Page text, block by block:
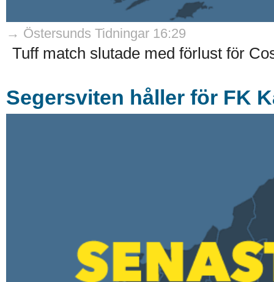
→ Östersunds Tidningar 16:29
Tuff match slutade med förlust för
Segersviten håller för FK